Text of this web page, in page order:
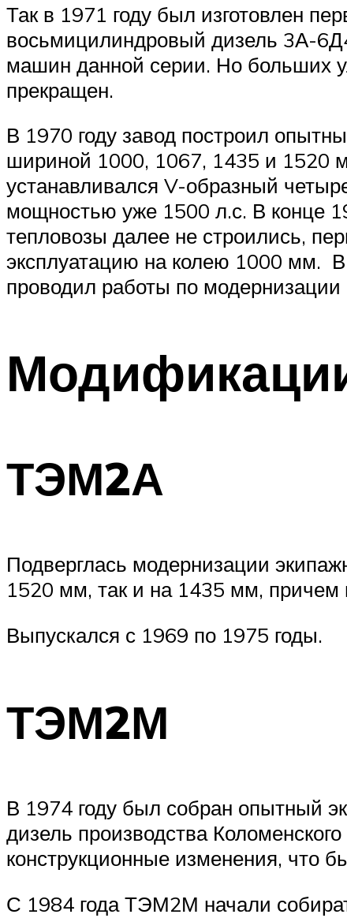
Так в 1971 году был изготовлен
восьмицилиндровый дизель 3А-
машин данной серии. Но больших
прекращен.
В 1970 году завод построил
шириной 1000, 1067, 1435 и 1520
устанавливался V-образный
мощностью уже 1500 л.с. В конце
тепловозы далее не строились,
эксплуатацию на колею 1000 мм.
проводил работы по модернизации
ТЭМ2А
Подверглась модернизации
1520 мм, так и на 1435 мм, причем
Выпускался с 1969 по 1975 годы.
ТЭМ2М
В 1974 году был собран опытный
дизель производства
конструкционные изменения, что
С 1984 года ТЭМ2М начали